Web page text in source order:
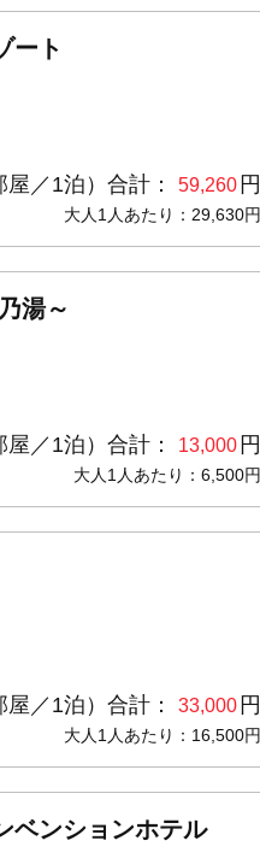
ート
屋／1泊）合計： 59,260 円
大人1人あたり：29,630円
湯～
屋／1泊）合計： 13,000 円
大人1人あたり：6,500円
屋／1泊）合計： 33,000 円
大人1人あたり：16,500円
ベンションホテル